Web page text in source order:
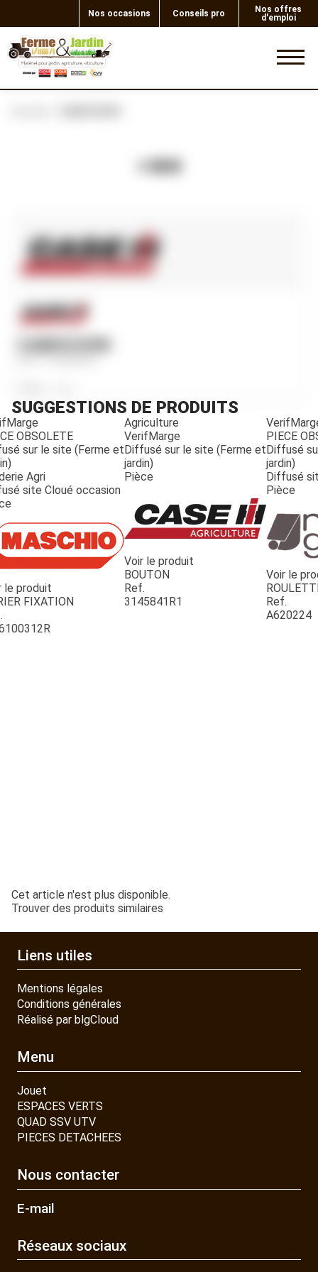
Nos occasions Conseils pro
Nos offres
d'emploi
JOUET
Ref. 3142085R1
SUGGESTIONS DE PRODUITS
OBSOLETE
sur le site (Ferme et
Agri
site Cloué occasion
le produit
FIXATION
Agriculture
VerifMarge
Diffusé sur le site (Ferme et
jardin)
Pièce
Voir le produit
BOUTON
Ref.
3145841R1
PIECE
Diffusé
jardin)
Diffusé
Pièce
Voir le
Ref.
A620224
Cet article n'est plus disponible.
Trouver des produits similaires
Liens utiles
Mentions légales
Conditions générales
Réalisé par blgCloud
Menu
Jouet
ESPACES VERTS
QUAD SSV UTV
PIECES DETACHEES
Nous contacter
E-mail
Réseaux sociaux